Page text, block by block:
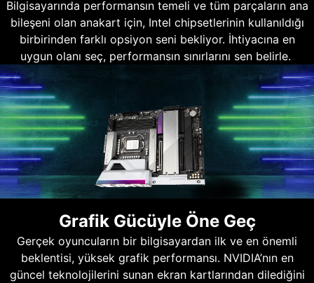
Bilgisayarında performansın temeli ve tüm parçaların ana
bileşeni olan anakart için, Intel chipsetlerinin kullanıldığı
birbirinden farklı opsiyon seni bekliyor. İhtiyacına en
uygun olanı seç, performansın sınırlarını sen belirle.
Grafik Gücüyle Öne Geç
Gerçek oyuncuların bir bilgisayardan ilk ve en önemli
beklentisi, yüksek grafik performansı. NVIDIA’nın en
güncel teknolojilerini sunan ekran kartlarından dilediğini